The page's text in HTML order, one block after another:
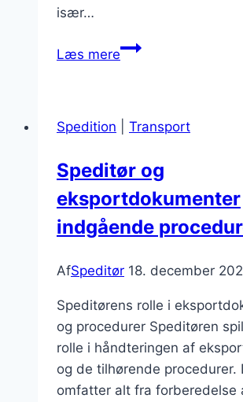
især…
Læs mereSpeditører
for
Spedition Transport
Speditør og
eksportdokumenter
indgående
AfSpeditør 18. december
Speditørens rolle i
og procedurer Speditøren
rolle i håndteringen af
og de tilhørende procedurer.
omfatter alt fra forberedelse